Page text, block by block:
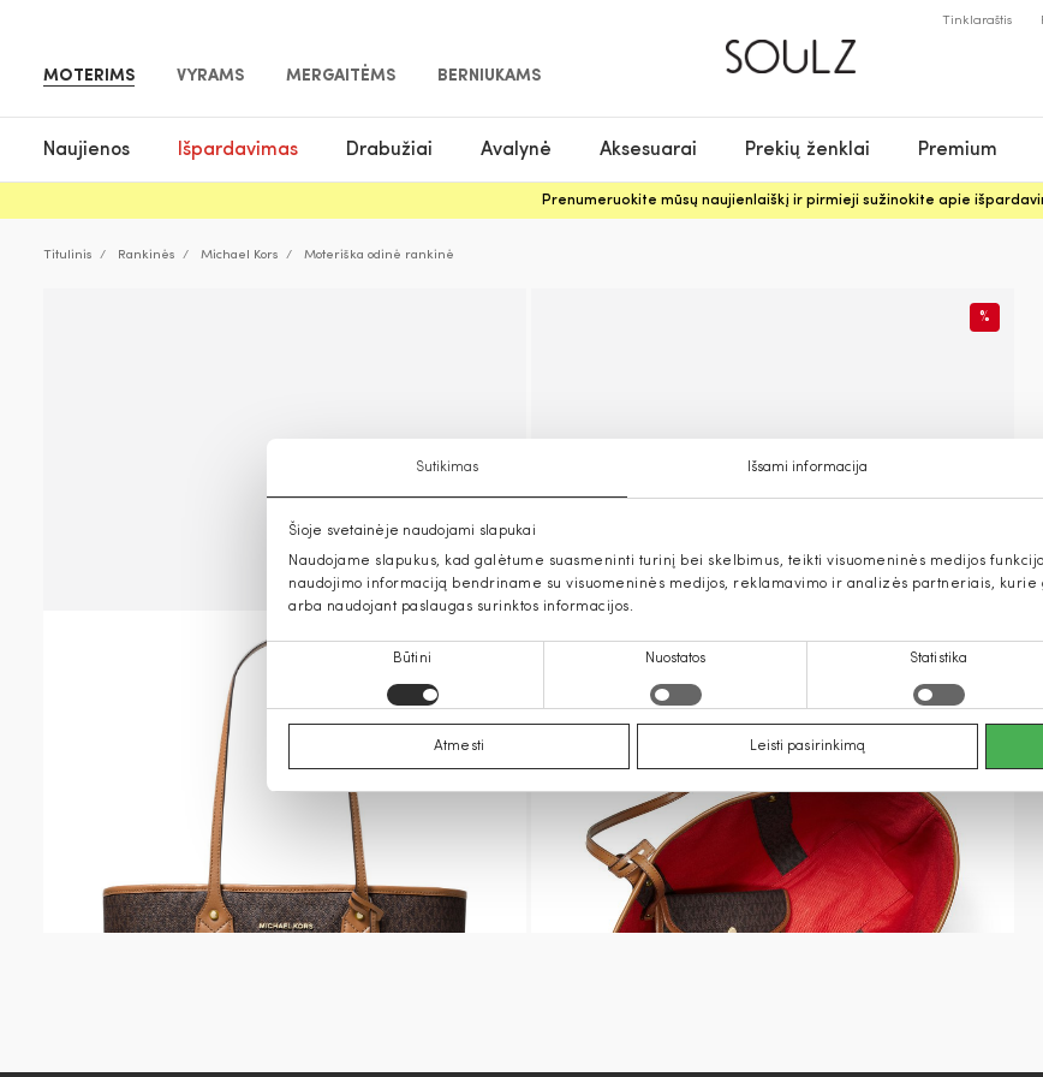
Sutikimas Išsami informacija
Šioje svetainėje naudojami slapukai
Naudojame slapukus, kad galėtume suasmeninti turinį bei skelbimus, teikti visuomeninės medijos
naudojimo informaciją bendriname su visuomeninės medijos, reklamavimo ir analizės partneriais, kurie
arba naudojant paslaugas surinktos informacijos.
Būtini Nuostatos Statistika
Atmesti Leisti pasirinkimą
MOTERIMS VYRAMS MERGAITĖMS BERNIUKAMS
Tinklaraštis
Naujienos Išpardavimas Drabužiai Avalynė Aksesuarai Prekių ženklai Premium
Prenumeruokite mūsų naujienlaiškį ir pirmieji sužinokite apie
Titulinis Rankinės Michael Kors Moteriška odinė rankinė
%